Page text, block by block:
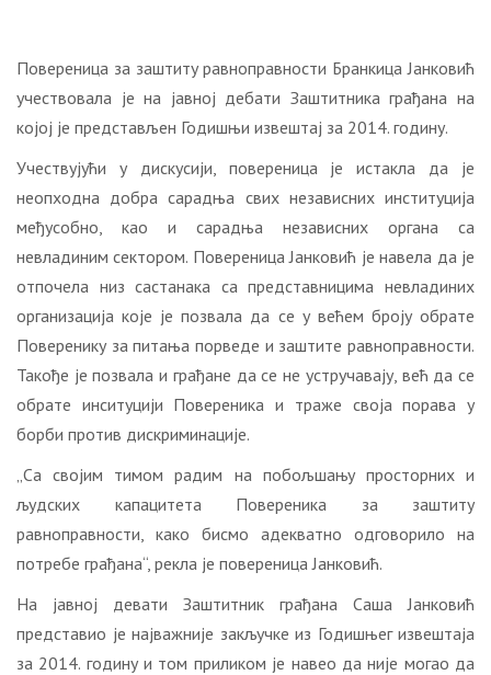
Повереница за заштиту равноправности Бранкица Јанковић
учествовала је на јавној дебати Заштитника грађана на
којој је представљен Годишњи извештај за 2014. годину.
Учествујући у дискусији, повереница је истакла да је
неопходна добра сарадња свих независних институција
међусобно, као и сарадња независних органа са
невладиним сектором. Повереница Јанковић је навела да је
отпочела низ састанака са представницима невладиних
организација које је позвала да се у већем броју обрате
Поверенику за питања порведе и заштите равноправности.
Такође је позвала и грађане да се не устручавају, већ да се
обрате инситуцији Повереника и траже своја порава у
борби против дискриминације.
„Са својим тимом радим на побољшању просторних и
људских капацитета Повереника за заштиту
равноправности, како бисмо адекватно одговорило на
потребе грађана“, рекла је повереница Јанковић.
На јавној девати Заштитник грађана Саша Јанковић
представио је најважније закључке из Годишњег извештаја
за 2014. годину и том приликом је навео да није могао да